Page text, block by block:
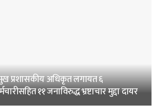
प्रशासकीय अधिकृत लगायत ६
११ जनाविरुद्ध भ्रष्टाचार मुद्दा दायर